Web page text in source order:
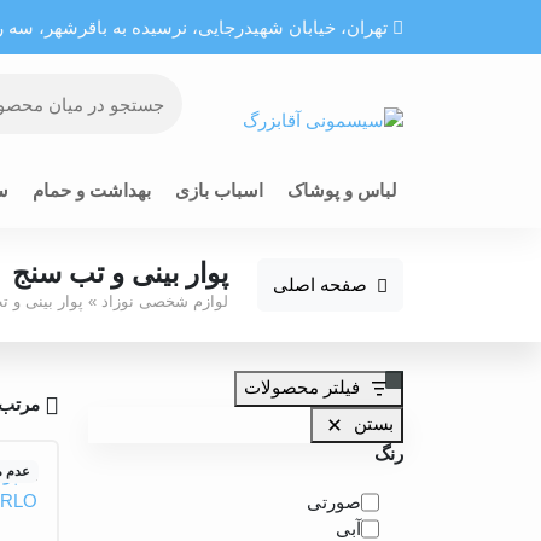
تهران، خيابان شهيدرجايى، نرسیده به باقرشهر، سه
لباس و پوشاک اسباب بازی بهداشت و حمام
صفحه اصلی پوار بینی و تب سنج
لوازم شخصی نوزاد » پوار بینی و
فیلتر محصولات
بستن
رنگ
رنگصورتی
آبی
عدم